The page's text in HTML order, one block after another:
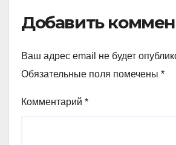
Добавить
Ваш адрес email не будет
Обязательные поля помечены *
Комментарий *